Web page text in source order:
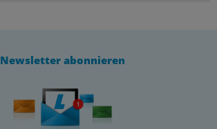
Newsletter abonnieren